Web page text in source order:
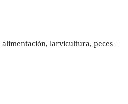
larvicultura, peces